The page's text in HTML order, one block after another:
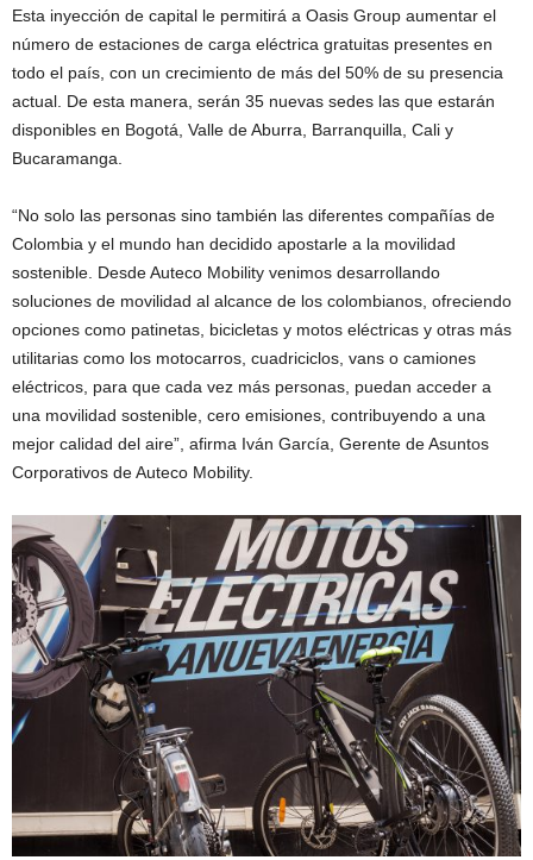
Esta inyección de capital le permitirá a Oasis Group aumentar el
número de estaciones de carga eléctrica gratuitas presentes en
todo el país, con un crecimiento de más del 50% de su presencia
actual. De esta manera, serán 35 nuevas sedes las que estarán
disponibles en Bogotá, Valle de Aburra, Barranquilla, Cali y
Bucaramanga.
“No solo las personas sino también las diferentes compañías de
Colombia y el mundo han decidido apostarle a la movilidad
sostenible. Desde Auteco Mobility venimos desarrollando
soluciones de movilidad al alcance de los colombianos, ofreciendo
opciones como patinetas, bicicletas y motos eléctricas y otras más
utilitarias como los motocarros, cuadriciclos, vans o camiones
eléctricos, para que cada vez más personas, puedan acceder a
una movilidad sostenible, cero emisiones, contribuyendo a una
mejor calidad del aire”, afirma Iván García, Gerente de Asuntos
Corporativos de Auteco Mobility.